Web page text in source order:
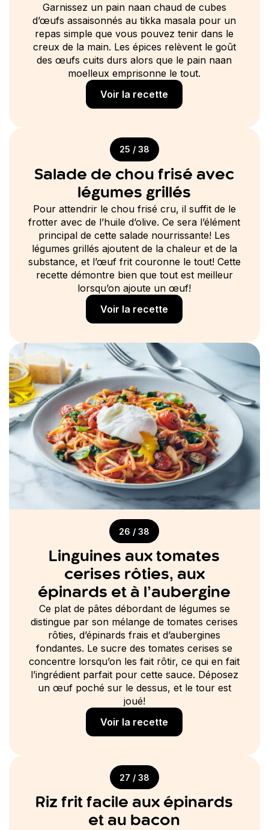
Garnissez un pain naan chaud de cubes
d’œufs assaisonnés au tikka masala pour un
repas simple que vous pouvez tenir dans le
creux de la main. Les épices relèvent le goût
des œufs cuits durs alors que le pain naan
moelleux emprisonne le tout.
Voir la recette
25 / 38
Salade de chou frisé avec
légumes grillés
Pour attendrir le chou frisé cru, il suffit de le
frotter avec de l’huile d’olive. Ce sera l’élément
principal de cette salade nourrissante! Les
légumes grillés ajoutent de la chaleur et de la
substance, et l’œuf frit couronne le tout! Cette
recette démontre bien que tout est meilleur
lorsqu’on ajoute un œuf!
Voir la recette
26 / 38
Linguines aux tomates
cerises rôties, aux
épinards et à l’aubergine
Ce plat de pâtes débordant de légumes se
distingue par son mélange de tomates cerises
rôties, d’épinards frais et d’aubergines
fondantes. Le sucre des tomates cerises se
concentre lorsqu’on les fait rôtir, ce qui en fait
l’ingrédient parfait pour cette sauce. Déposez
un œuf poché sur le dessus, et le tour est
joué!
Voir la recette
27 / 38
Riz frit facile aux épinards
et au bacon